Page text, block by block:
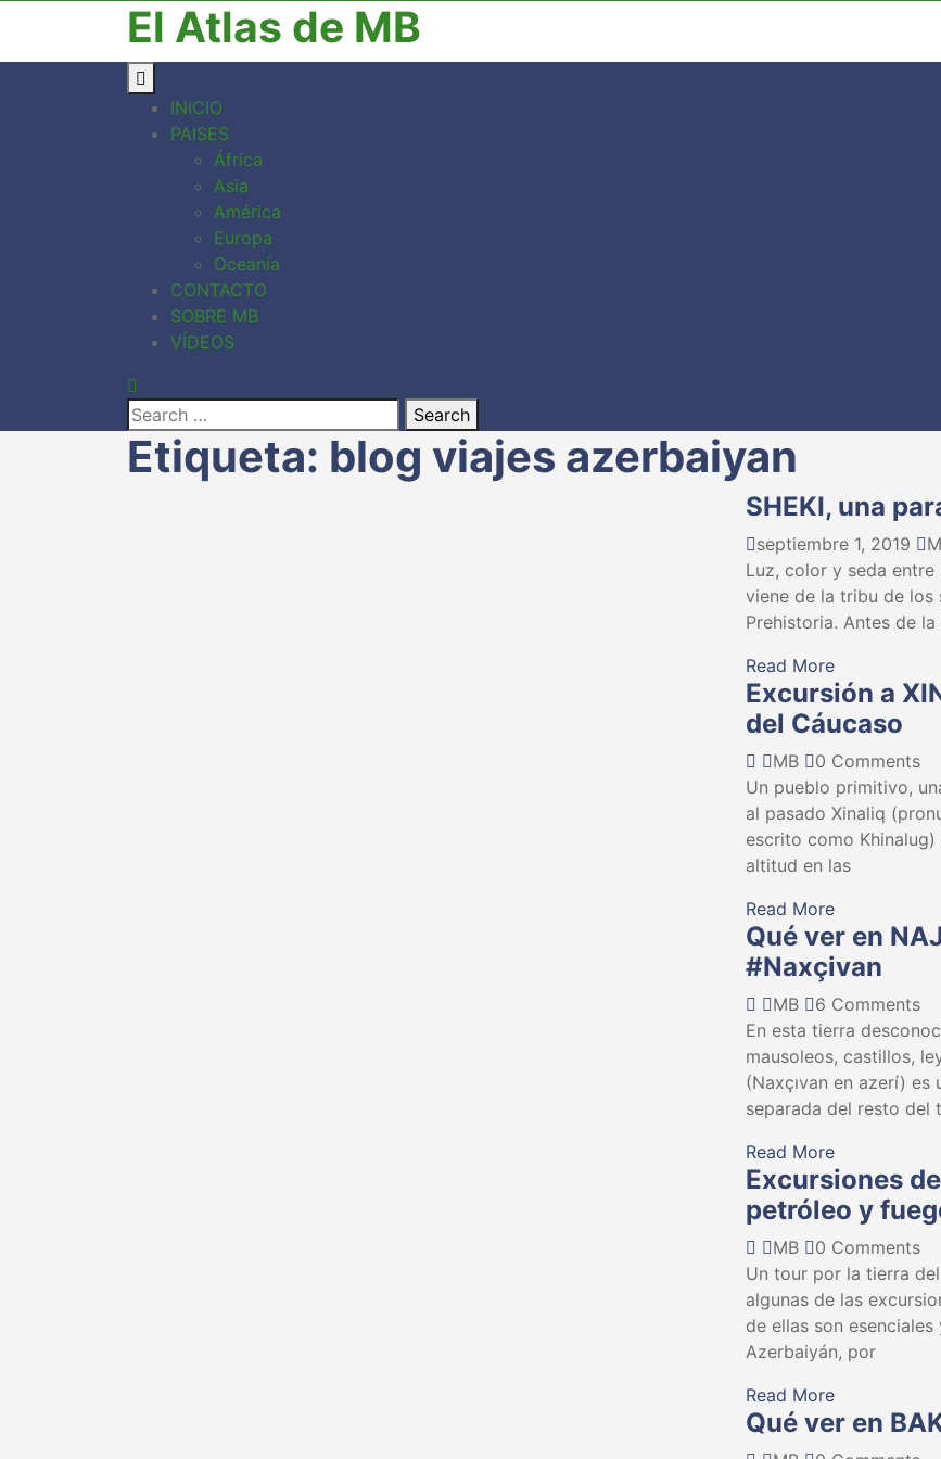
El Atlas de MB
INICIO
PAISES
África
Asia
América
Europa
Oceanía
CONTACTO
SOBRE MB
VÍDEOS
Search
Etiqueta: blog viajes azerbaiyan
SHEKI, una
septiembre 1, 2019
Luz, color y seda entre
viene de la tribu de los
Prehistoria. Antes de
Read More
Excursión a
del Cáucaso
MB
0 Comments
Un pueblo primitivo,
al pasado Xinaliq
escrito como
altitud en las
Read More
Qué ver en
#Naxçivan
MB
6 Comments
En esta tierra
mausoleos, castillos,
(Naxçıvan en azerí)
separada del resto del
Read More
Excursiones
petróleo y
MB
0 Comments
Un tour por la tierra
algunas de las
de ellas son
Azerbaiyán, por
Read More
Qué ver en